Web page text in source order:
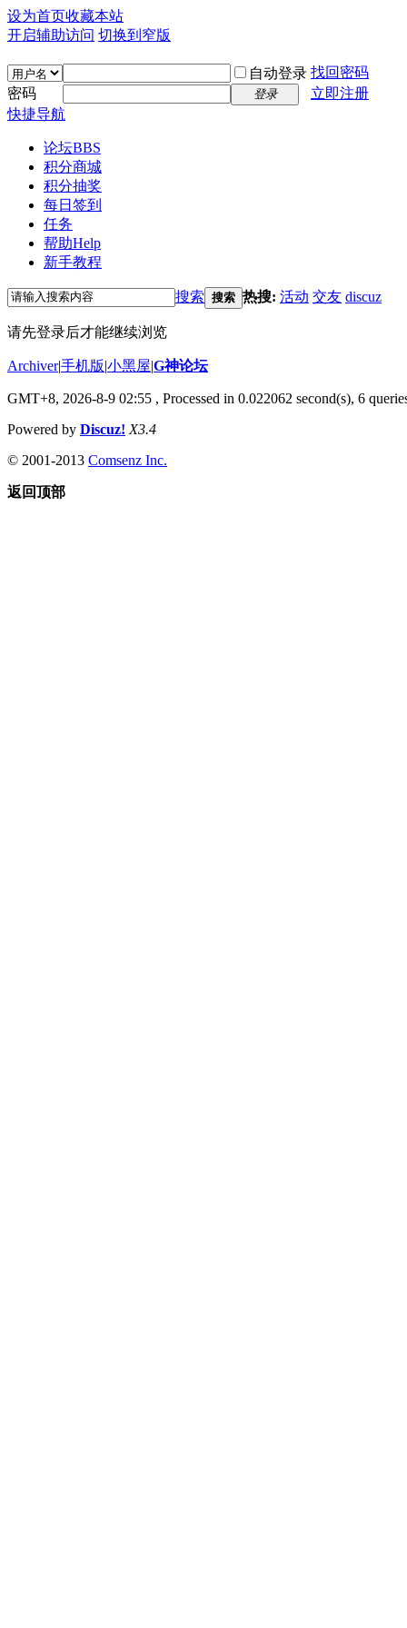
设为首页收藏本站
开启辅助访问 切换到窄版
自动登录 找回密码
密码
登录
立即注册
快捷导航
论坛BBS
积分商城
积分抽奖
每日签到
任务
帮助Help
新手教程
搜索 搜索 热搜: 活动 交友 discuz
请先登录后才能继续浏览
Archiver|手机版|小黑屋|G神论坛
GMT+8, 2026-8-9 02:55 , Processed in 0.022062 second(s), 6
Powered by Discuz! X3.4
© 2001-2013 Comsenz Inc.
返回顶部